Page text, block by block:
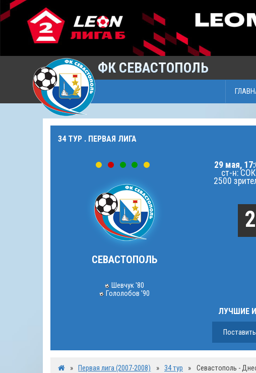
ФК СЕВАСТОПОЛЬ
34 ТУР . ПЕРВАЯ ЛИГА
СЕВАСТОПОЛЬ
Шевчук '80
Гололобов '90
29 мая,
ст-н:
2500
ЛУЧШИЕ
» Первая лига (2007-2008) » 34 тур » Севастополь -